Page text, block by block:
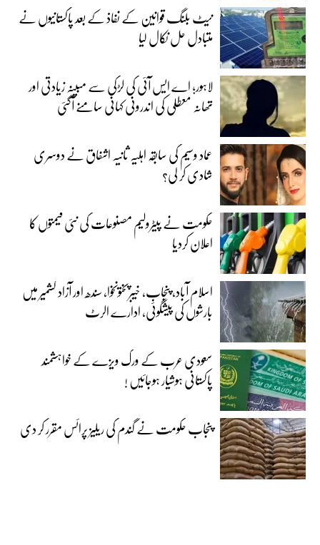
نیٹ بلنگ قوانین کے نفاذ کے بعد پاکستانیوں نے
متبادل حل نکال لیا
لاہور؛ اے ایس آئی کی لڑکی سے مبینہ زیادتی اور
تھانہ معطلی کی اندرونی کہانی سامنے آگئی
عماد وسیم کی سابقہ اہلیہ ثانیہ اشفاق نے دوسری
شادی کر لی؟
حکومت نے پیٹرولیم مصنوعات کی نئی قیمتوں کا
اعلان کردیا
اسلام آباد، پنجاب، خیبرپختونخوا، سندھ اور آزاد کشمیر میں
بارشوں کی پیشگوئی، ادارے الرٹ
سعودی عرب کے ورک ویزے کے خواہشمند
پاکستانی ہوشیار ہوجائیں !
پنجاب حکومت نے گندم کی ریلیز پرائس مقرر کر دی‎